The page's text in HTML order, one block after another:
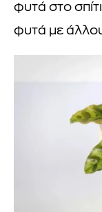
φυτά στο
φυτά με